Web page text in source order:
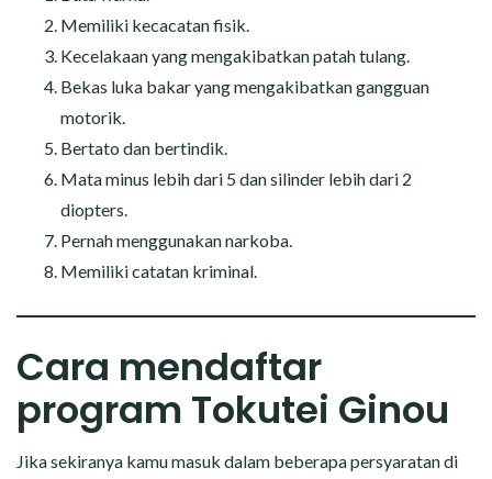
Memiliki kecacatan fisik.
Kecelakaan yang mengakibatkan patah tulang.
Bekas luka bakar yang mengakibatkan gangguan
motorik.
Bertato dan bertindik.
Mata minus lebih dari 5 dan silinder lebih dari 2
diopters.
Pernah menggunakan narkoba.
Memiliki catatan kriminal.
Cara mendaftar
program Tokutei Ginou
Jika sekiranya kamu masuk dalam beberapa persyaratan di